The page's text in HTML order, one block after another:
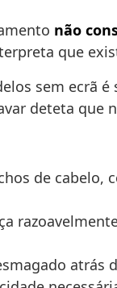
não
que
sem ecrã é
deteta que
de
atrás